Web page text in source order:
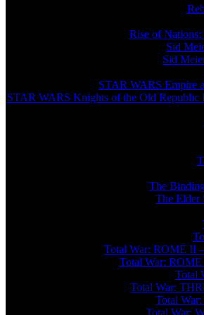
Rise of
Sid
Sid
STAR WARS Empire
STAR WARS Knights of the Old Republic
The
The Elder
Total War: ROME II
Total War:
Total
Total War:
Total
Total War: